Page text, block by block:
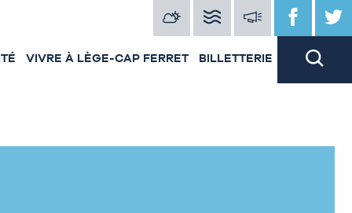
VIVRE À LÈGE-CAP FERRET BILLETTERIE